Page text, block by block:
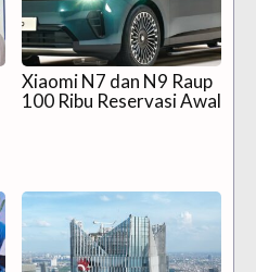
Xiaomi N7 dan N9 Raup
100 Ribu Reservasi Awal